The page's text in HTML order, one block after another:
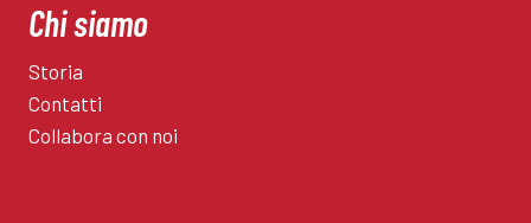
Chi siamo
Storia
Contatti
Collabora con noi